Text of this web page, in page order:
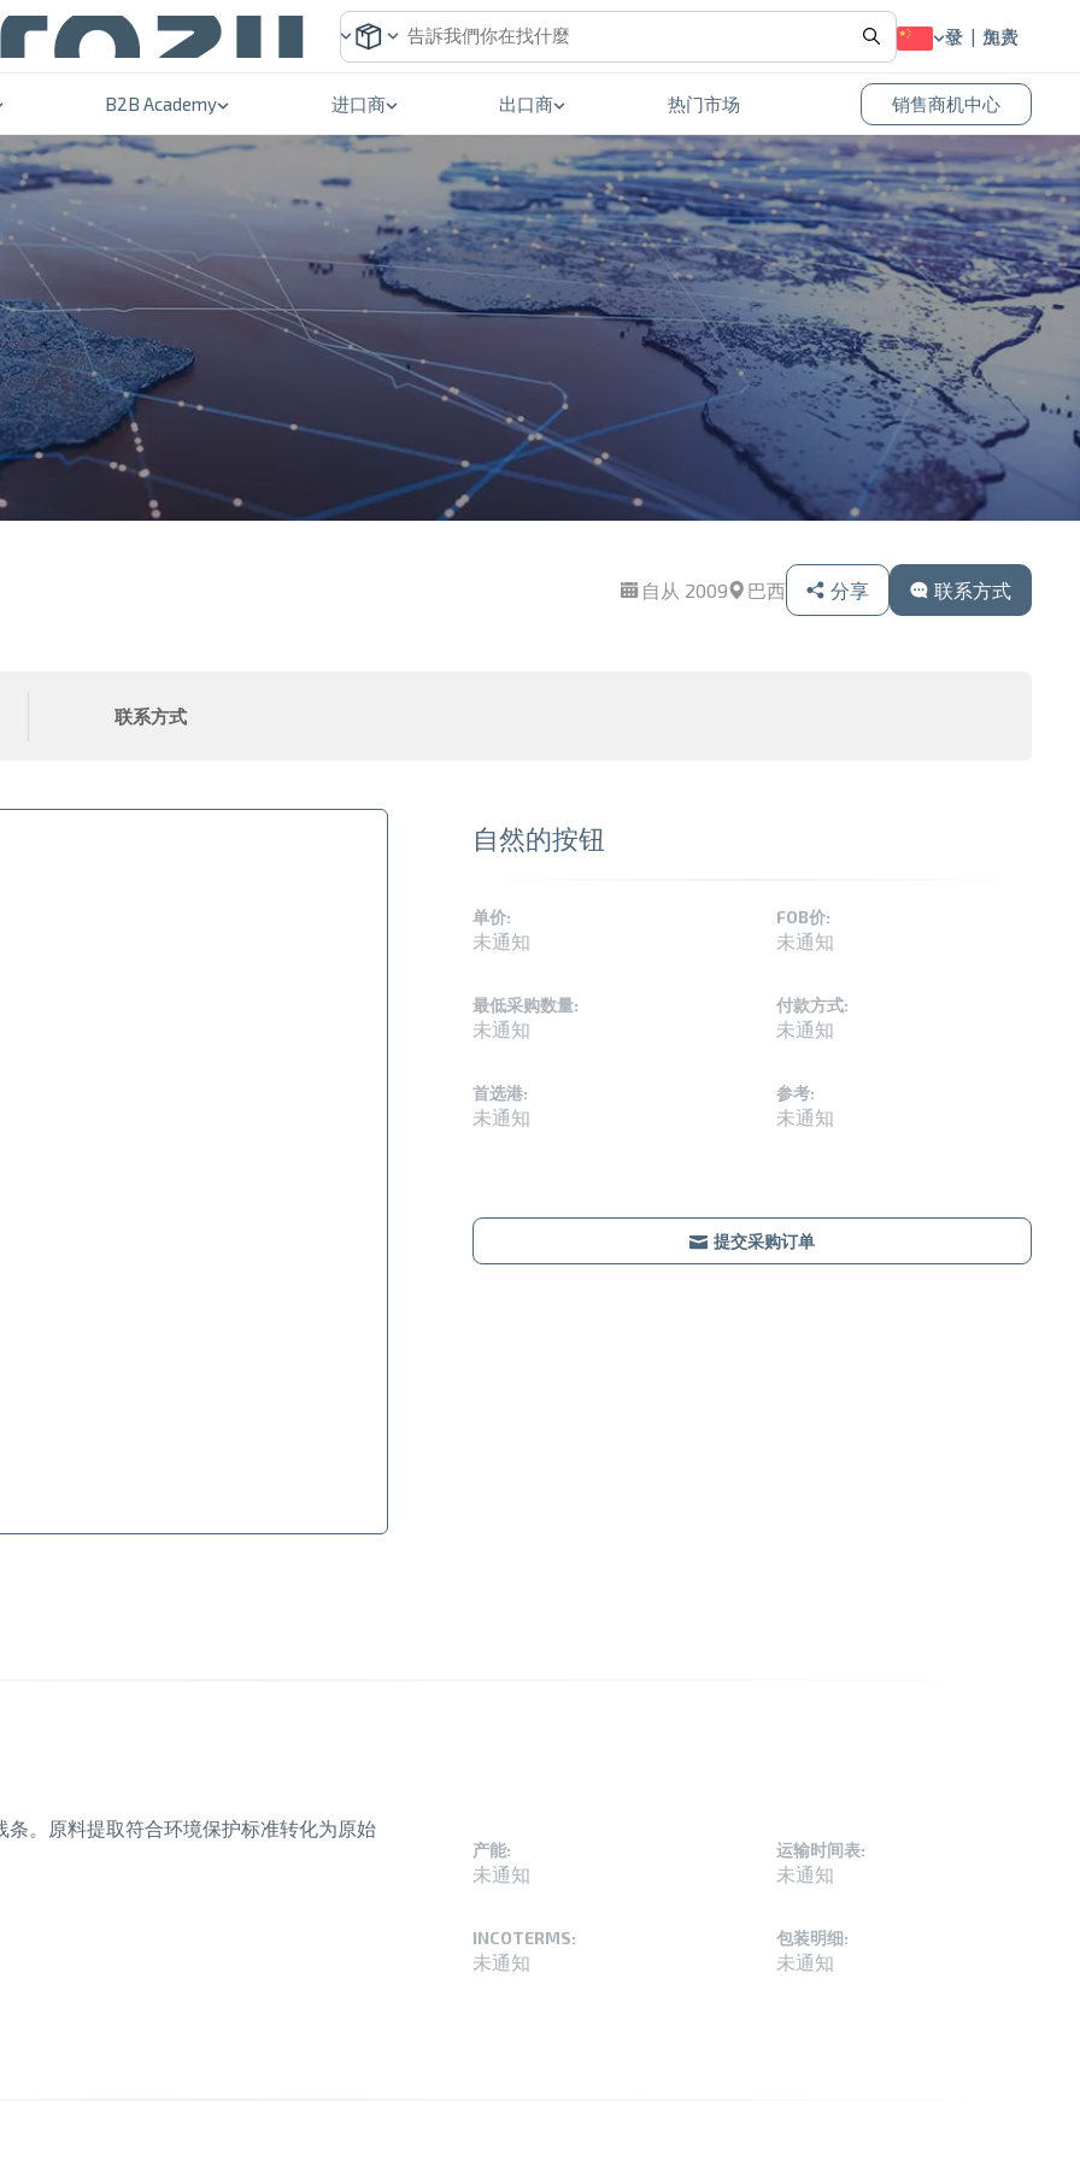
登录 免费加入
B2B Academy 进口商 出口商 热门市场 销售商机中心
自从 2009 巴西 分享 联系方式
联系方式
自然的按钮
单价:
未通知
FOB价:
未通知
最低采购数量:
未通知
付款方式:
未通知
首选港:
未通知
参考:
未通知
提交采购订单
。原料提取符合环境保护标准转化为原始
产能:
未通知
运输时间表:
未通知
INCOTERMS:
未通知
包装明细:
未通知